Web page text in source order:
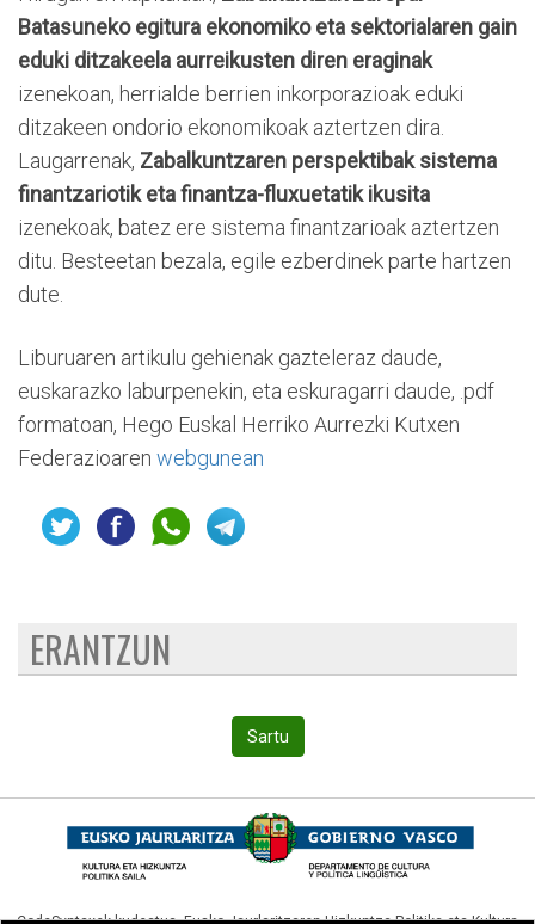
Batasuneko egitura ekonomiko eta sektorialaren gain
eduki ditzakeela aurreikusten diren eraginak
izenekoan, herrialde berrien inkorporazioak eduki
ditzakeen ondorio ekonomikoak aztertzen dira.
Laugarrenak, Zabalkuntzaren perspektibak sistema
finantzariotik eta finantza-fluxuetatik ikusita
izenekoak, batez ere sistema finantzarioak aztertzen
ditu. Besteetan bezala, egile ezberdinek parte hartzen
dute.
Liburuaren artikulu gehienak gazteleraz daude,
euskarazko laburpenekin, eta eskuragarri daude, .pdf
formatoan, Hego Euskal Herriko Aurrezki Kutxen
Federazioaren webgunean
ERANTZUN
Sartu